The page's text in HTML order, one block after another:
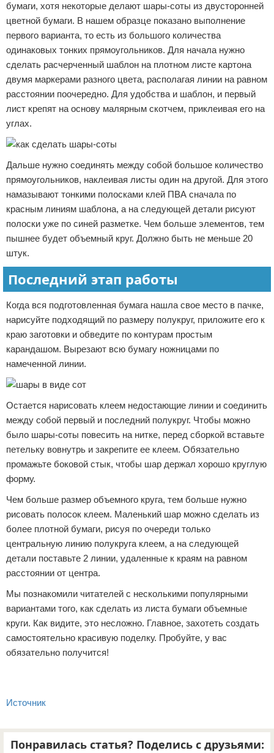
бумаги, хотя некоторые делают шары-соты из двусторонней
цветной бумаги. В нашем образце показано выполнение
первого варианта, то есть из большого количества
одинаковых тонких прямоугольников. Для начала нужно
сделать расчерченный шаблон на плотном листе картона
двумя маркерами разного цвета, располагая линии на равном
расстоянии поочередно. Для удобства и шаблон, и первый
лист крепят на основу малярным скотчем, приклеивая его на
углах.
Дальше нужно соединять между собой большое количество
прямоугольников, наклеивая листы один на другой. Для этого
намазывают тонкими полосками клей ПВА сначала по
красным линиям шаблона, а на следующей детали рисуют
полоски уже по синей разметке. Чем больше элементов, тем
пышнее будет объемный круг. Должно быть не меньше 20
штук.
Последний этап работы
Когда вся подготовленная бумага нашла свое место в пачке,
нарисуйте подходящий по размеру полукруг, приложите его к
краю заготовки и обведите по контурам простым
карандашом. Вырезают всю бумагу ножницами по
намеченной линии.
Остается нарисовать клеем недостающие линии и соединить
между собой первый и последний полукруг. Чтобы можно
было шары-соты повесить на нитке, перед сборкой вставьте
петельку вовнутрь и закрепите ее клеем. Обязательно
промажьте боковой стык, чтобы шар держал хорошо круглую
форму.
Чем больше размер объемного круга, тем больше нужно
рисовать полосок клеем. Маленький шар можно сделать из
более плотной бумаги, рисуя по очереди только
центральную линию полукруга клеем, а на следующей
детали поставьте 2 линии, удаленные к краям на равном
расстоянии от центра.
Мы познакомили читателей с несколькими популярными
вариантами того, как сделать из листа бумаги объемные
круги. Как видите, это несложно. Главное, захотеть создать
самостоятельно красивую поделку. Пробуйте, у вас
обязательно получится!
Источник
Понравилась статья? Поделись с друзьями: